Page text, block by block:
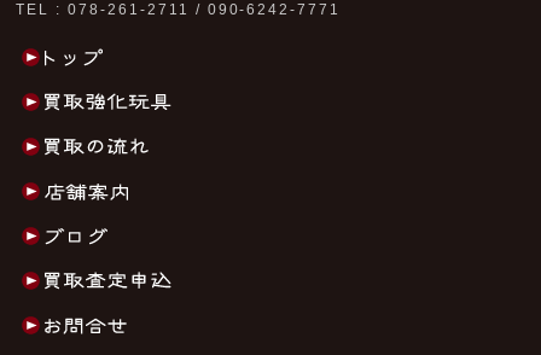
TEL : 078-261-2711 / 090-6242-7771